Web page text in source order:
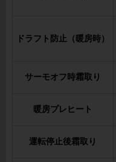
ドラフト防止（暖房時）
サーモオフ時霜取り
暖房プレヒート
運転停止後霜取り